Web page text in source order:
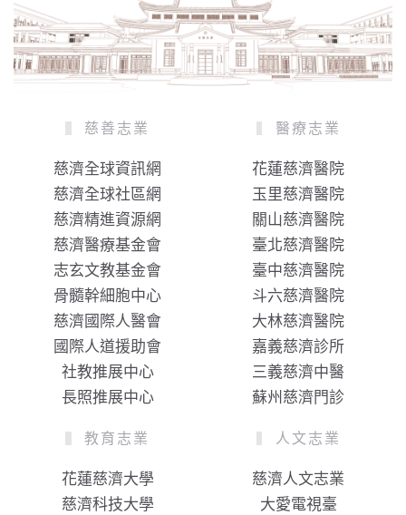
慈善志業
慈濟全球資訊網
慈濟全球社區網
慈濟精進資源網
慈濟醫療基金會
志玄文教基金會
骨髓幹細胞中心
慈濟國際人醫會
國際人道援助會
社教推展中心
長照推展中心
醫療志業
花蓮慈濟醫院
玉里慈濟醫院
關山慈濟醫院
臺北慈濟醫院
臺中慈濟醫院
斗六慈濟醫院
大林慈濟醫院
嘉義慈濟診所
三義慈濟中醫
蘇州慈濟門診
教育志業
花蓮慈濟大學
慈濟科技大學
人文志業
慈濟人文志業
大愛電視臺